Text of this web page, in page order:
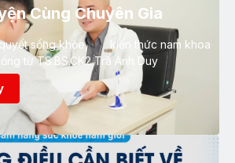
Cùng Chuyên Gia
sống khỏe, kiến thức nam khoa
từ TS.BS.CK2 Trà Anh Duy